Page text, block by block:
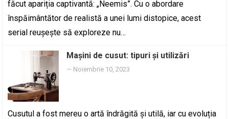
făcut apariția captivantă: „Neemis”. Cu o abordare
înspăimântător de realistă a unei lumi distopice, acest
serial reușește să exploreze nu…
Mașini de cusut: tipuri și utilizări
— Noiembrie 10, 2023
Cusutul a fost mereu o artă îndrăgită și utilă, iar cu evoluția